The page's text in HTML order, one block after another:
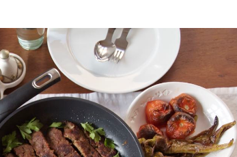
eine kleine Portion
in deinem Postfach?
Newsletter bist du 1–2 Mal pro Woche
dran an meinen neuesten Rezepten,
für den Alltag in der Küche, reichlich
Inspiration und Infos über Aktionen &